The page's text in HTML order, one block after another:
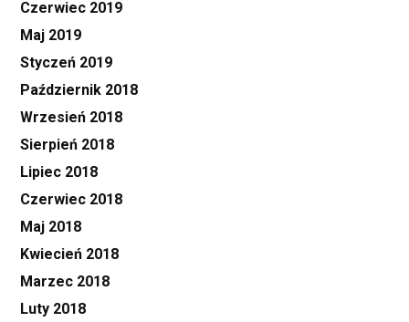
Czerwiec 2019
Maj 2019
Styczeń 2019
Październik 2018
Wrzesień 2018
Sierpień 2018
Lipiec 2018
Czerwiec 2018
Maj 2018
Kwiecień 2018
Marzec 2018
Luty 2018